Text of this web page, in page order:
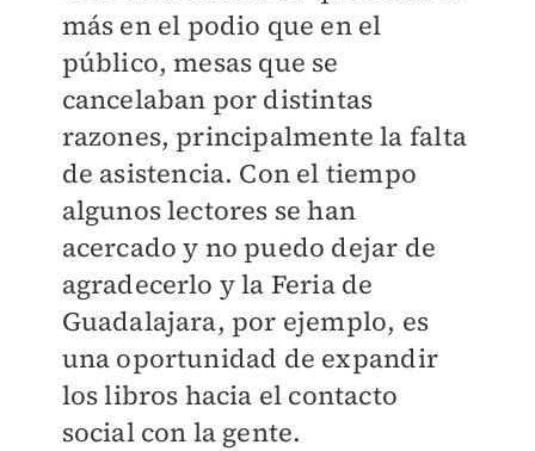
más en el podio que en el
público, mesas que se
cancelaban por distintas
razones, principalmente la falta
de asistencia. Con el tiempo
algunos lectores se han
acercado y no puedo dejar de
agradecerlo y la Feria de
Guadalajara, por ejemplo, es
una oportunidad de expandir
los libros hacia el contacto
social con la gente.